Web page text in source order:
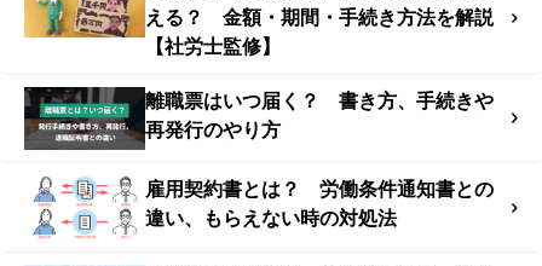
える？ 金額・期間・手続き方法を解説
【社労士監修】
離職票はいつ届く？ 書き方、手続きや
再発行のやり方
雇用契約書とは？ 労働条件通知書との
違い、もらえない時の対処法